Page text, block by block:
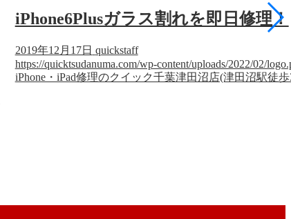
iPhone6Plusガラス割れを即日修理！
2019年12月17日 quickstaff
https://quicktsudanuma.com/wp-content/uploads/2022/02/
iPhone・iPad修理のクイック千葉津田沼店(津田沼駅徒